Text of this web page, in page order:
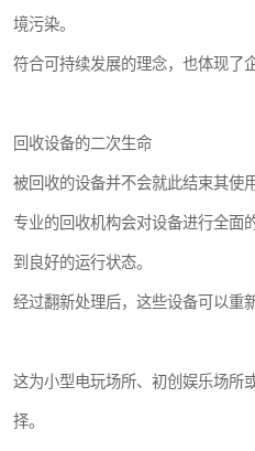
境污染。
符合可持续发展的理念，也体现了
回收设备的二次生命
被回收的设备并不会就此结束其使
专业的回收机构会对设备进行全面
到良好的运行状态。
经过翻新处理后，这些设备可以重
这为小型电玩场所、初创娱乐场所
择。